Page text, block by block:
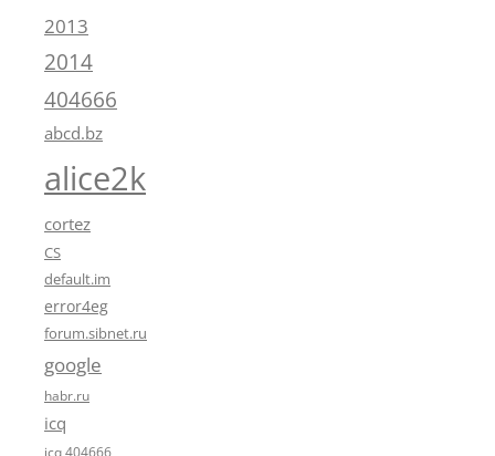
2013
2014
404666
abcd.bz
alice2k
cortez
CS
default.im
error4eg
forum.sibnet.ru
google
habr.ru
icq
icq 404666